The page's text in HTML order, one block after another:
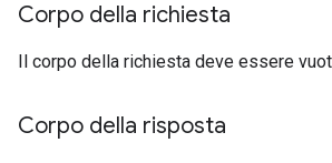
Corpo della richiesta
Il corpo della richiesta deve essere
Corpo della risposta